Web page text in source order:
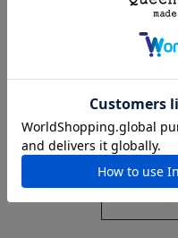
あなたのレビ